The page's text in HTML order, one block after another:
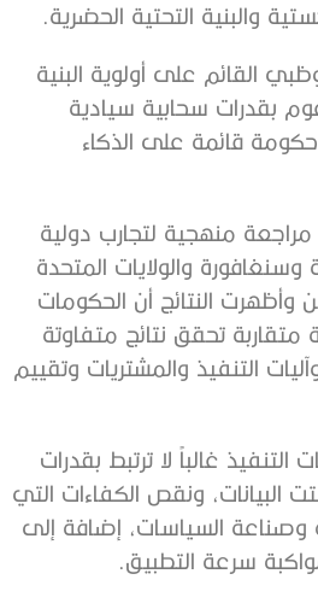
والبنية التحتية الحضرية.
القائم على أولوية البنية
بقدرات سحابية سيادية
قائمة على الذكاء
منهجية لتجارب دولية
والولايات المتحدة
وأظهرت النتائج أن الحكومات
متقاربة تحقق نتائج متفاوتة
التنفيذ والمشتريات وتقييم
التنفيذ غالباً لا ترتبط بقدرات
البيانات، ونقص الكفاءات التي
وصناعة السياسات، إضافة إلى
سرعة التطبيق.